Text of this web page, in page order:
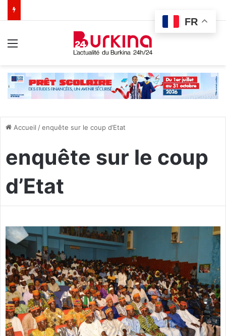
Accueil /enquête sur le coup d’Etat
enquête sur le coup
d’Etat
FR